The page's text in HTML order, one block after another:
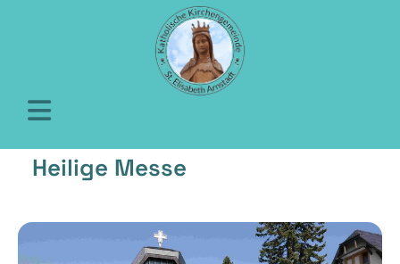
Heilige Messe